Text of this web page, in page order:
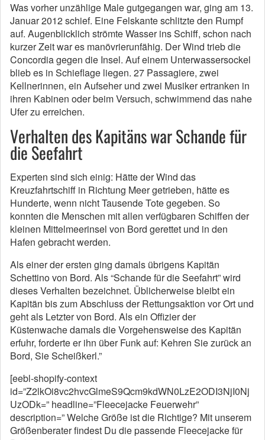
Was vorher unzählige Male gutgegangen war, ging am 13.
Januar 2012 schief. Eine Felskante schlitzte den Rumpf
auf. Augenblicklich strömte Wasser ins Schiff, schon nach
kurzer Zeit war es manövrierunfähig. Der Wind trieb die
Concordia gegen die Insel. Auf einem Unterwassersockel
blieb es in Schieflage liegen. 27 Passagiere, zwei
Kellnerinnen, ein Aufseher und zwei Musiker ertranken in
ihren Kabinen oder beim Versuch, schwimmend das nahe
Ufer zu erreichen.
Verhalten des Kapitäns war Schande für
die Seefahrt
Experten sind sich einig: Hätte der Wind das
Kreuzfahrtschiff in Richtung Meer getrieben, hätte es
Hunderte, wenn nicht Tausende Tote gegeben. So
konnten die Menschen mit allen verfügbaren Schiffen der
kleinen Mittelmeerinsel von Bord gerettet und in den
Hafen gebracht werden.
Als einer der ersten ging damals übrigens Kapitän
Schettino von Bord. Als “Schande für die Seefahrt” wird
dieses Verhalten bezeichnet. Üblicherweise bleibt ein
Kapitän bis zum Abschluss der Rettungsaktion vor Ort und
geht als Letzter von Bord. Als ein Offizier der
Küstenwache damals die Vorgehensweise des Kapitän
erfuhr, forderte er ihn über Funk auf: Kehren Sie zurück an
Bord, Sie Scheißkerl.”
[eebl-shopify-context
id=”Z2lkOi8vc2hvcGlmeS9Qcm9kdWN0LzE2ODI3NjI0Nj
UzODk=” headline=”Fleecejacke Feuerwehr”
description=” Welche Größe ist die Richtige? Mit unserem
Größenberater findest Du die passende Fleecejacke für